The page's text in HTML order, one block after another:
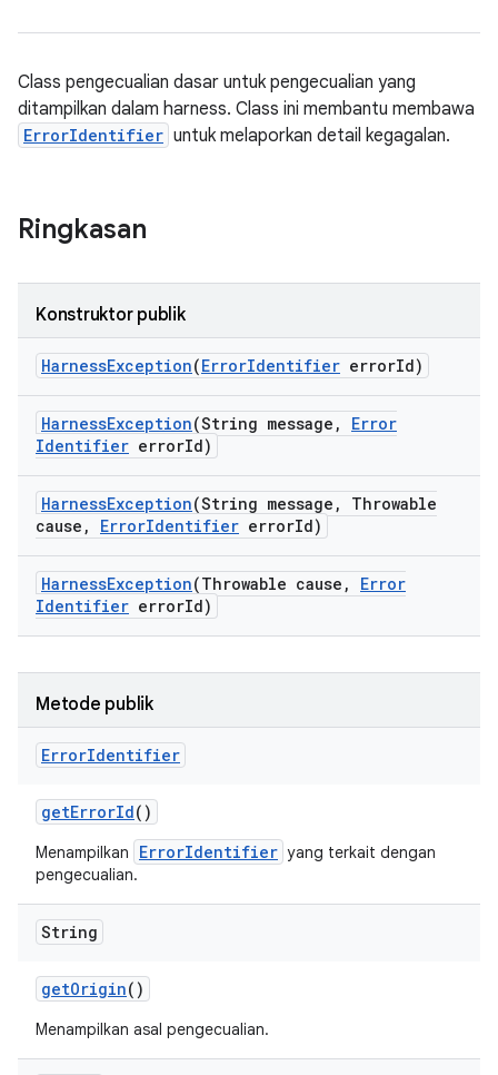
Class pengecualian dasar untuk pengecualian yang
ditampilkan dalam harness. Class ini membantu membawa
ErrorIdentifier untuk melaporkan detail kegagalan.
Ringkasan
Konstruktor publik
HarnessException(ErrorIdentifier errorId)
HarnessException(String message ,
Error
Identifier errorId)
HarnessException(String message ,
Throwable
cause , ErrorIdentifier errorId)
HarnessException(Throwable cause ,
Error
Identifier errorId)
Metode publik
ErrorIdentifier
getErrorId()
Menampilkan ErrorIdentifier yang terkait dengan
pengecualian.
String
getOrigin()
Menampilkan asal pengecualian.